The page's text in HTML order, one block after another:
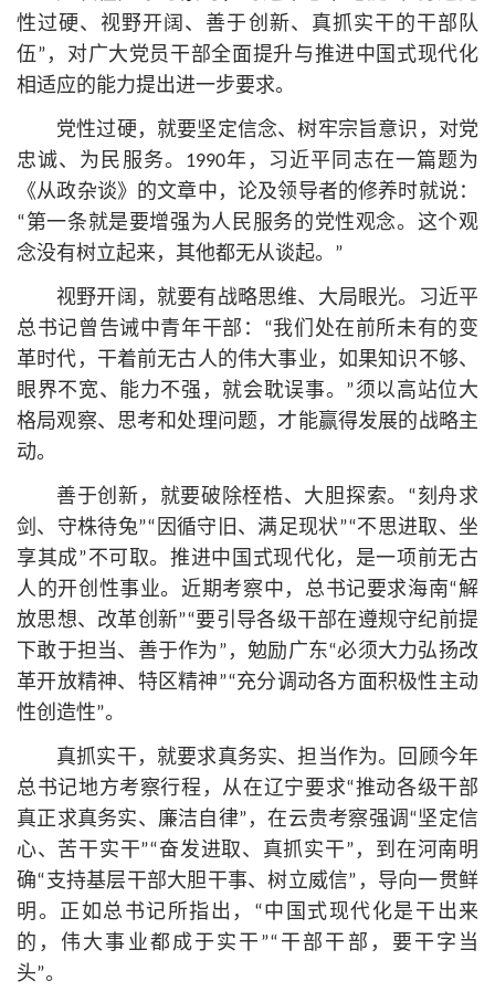
性过硬、视野开阔、善于创新、真抓实干的干部队
伍”，对广大党员干部全面提升与推进中国式现代化
相适应的能力提出进一步要求。
党性过硬，就要坚定信念、树牢宗旨意识，对党
忠诚、为民服务。1990年，习 近平 同志在一篇题为
《从政杂谈》的文章中，论及领导者的修养时就说：
“第一条就是要增强为人民服务的党性观念。这个观
念没有树立起来，其他都无从谈起。”
视野开阔，就要有战略思维、大局眼光。习近平
总书记曾告诫中青年干部：“我们处在前所未有的变
革时代，干着前无古人的伟大事业，如果知识不够、
眼界不宽、能力不强，就会耽误事。”须以高站位大
格局观察、思考和处理问题，才能赢得发展的战略主
动。
善于创新，就要破除桎梏、大胆探索。“刻舟求
剑、守株待兔”“因循守旧、满足现状”“不思进取、坐
享其成”不可取。推进中国式现代化，是一项前无古
人的开创性事业。近期考察中， 总书记要求海南“解
放思想、改革创新”“要引导各级干部在遵规守纪前提
下敢于担当、善于作为”，勉励广东“必须大力弘扬改
革开放精神、特区精神”“充分调动各方面积极性主动
性创造性”。
真抓实干，就要求真务实、担当作为。回顾今年
总书记地方考察行程，从在辽宁要求“推动各级干部
真正求真务实、廉洁自律”，在云贵考察强调“坚定信
心、苦干实干”“奋发进取、真抓实干”，到在河南明
确“支持基层干部大胆干事、树立威信”，导向一贯鲜
明。正如 总 书记所指出，“中国式现代化是干出来
的，伟大事业都成于实干”“干部干部，要干字当
头”。